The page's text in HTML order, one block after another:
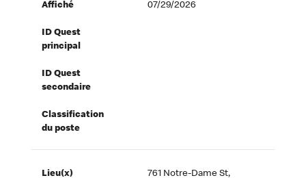
Affiché 07/29/2026
ID Quest
principal
ID Quest
secondaire
Classification
du poste
Lieu(x)
761 Notre-Dame St,